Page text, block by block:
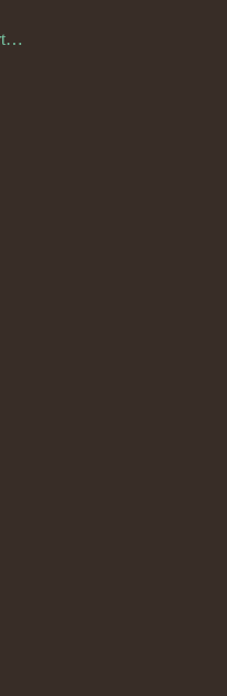
Ludovicus Francies Bogaert (--1825)